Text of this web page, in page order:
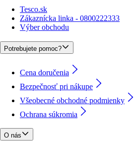
Tesco.sk
Zákaznícka linka - 0800222333
Výber obchodu
Potrebujete pomoc?
Cena doručenia
Bezpečnosť pri nákupe
Všeobecné obchodné podmienky
Ochrana súkromia
O nás